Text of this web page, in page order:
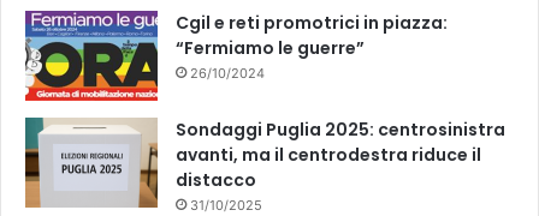
k
Cgil e reti promotrici in piazza:
“Fermiamo le guerre”
26/10/2024
Sondaggi Puglia 2025: centrosinistra
avanti, ma il centrodestra riduce il
distacco
31/10/2025